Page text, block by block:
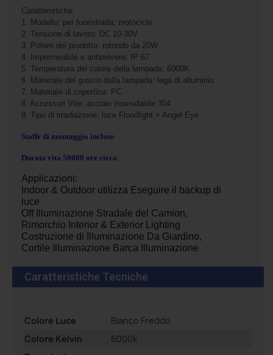
Caratteristiche:
1. Modello: per fuoristrada; motociclo
2. Tensione di lavoro: DC 10-30V
3. Potere del prodotto: rotondo da 20W
4. Impermeabile e antipolvere: IP 67
5. Temperatura del colore della lampada: 6000K
6. Materiale del guscio della lampada: lega di alluminio
7. Materiale di copertina: PC
8. Accessori Vite: acciaio inossidabile 304
9. Tipo di irradiazione: luce Floodlight + Angel Eye
Staffe di montaggio incluso
Durata vita 50000 ore circa
Applicazioni:
Indoor & Outdoor utilizza Eseguire il backup di
luce
Off Illuminazione Stradale del Camion,
Rimorchio Interior & Exterior Lighting
Costruzione di Illuminazione Da Giardino,
Cortile Illuminazione Barca Illuminazione
Caratteristiche Tecniche
Colore Luce
Bianco Freddo
Colore Kelvin
6000k